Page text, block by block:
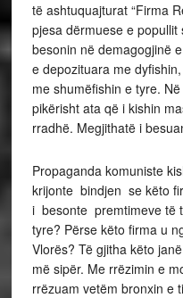
të ashtuquajturat “Firma
pjesa dërmuese e
besonin në demagogjinë
e depozituara me
me shumëfishin e tyre.
pikërisht ata që i kishin
rradhë. Megjithatë i
Propaganda komuniste
krijonte bindjen se këto
i besonte premtimeve të
tyre? Përse këto firma u
Vlorës? Të gjitha këto
më sipër. Me rrëzimin e
rrëzuam vetëm bronxin e